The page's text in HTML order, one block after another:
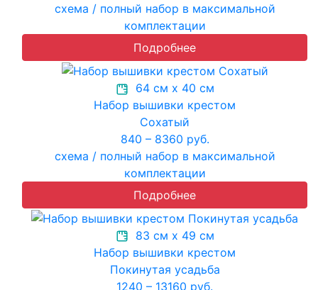
схема / полный набор в максимальной
комплектации
Подробнее
64 см х 40 см
Набор вышивки крестом
Сохатый
840 – 8360 руб.
схема / полный набор в максимальной
комплектации
Подробнее
83 см х 49 см
Набор вышивки крестом
Покинутая усадьба
1240 – 13160 руб.